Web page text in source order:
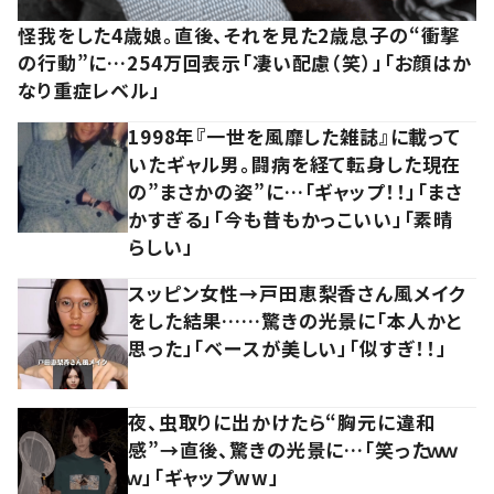
怪我をした4歳娘。直後、それを見た2歳息子の“衝撃
の行動”に…254万回表示「凄い配慮（笑）」「お顔はか
なり重症レベル」
1998年『一世を風靡した雑誌』に載って
いたギャル男。闘病を経て転身した現在
の”まさかの姿”に…「ギャップ！！」「まさ
かすぎる」「今も昔もかっこいい」「素晴
らしい」
スッピン女性→戸田恵梨香さん風メイク
をした結果……驚きの光景に「本人かと
思った」「ベースが美しい」「似すぎ！！」
夜、虫取りに出かけたら“胸元に違和
感”→直後、驚きの光景に…「笑ったｗｗ
ｗ」「ギャップww」